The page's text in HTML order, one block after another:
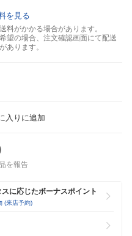
を見る
料がかかる場合があります。
望の場合、注文確認画面にて配送
あります。
入りに追加
を報告
に応じたボーナスポイント
(来店予約)